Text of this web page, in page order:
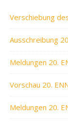
Verschiebung
Ausschreibung
Meldungen 20.
Vorschau 20.
Meldungen 20.